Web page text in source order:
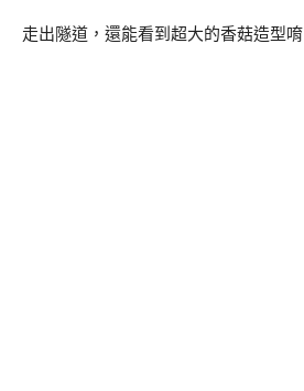
走出隧道，還能看到超大的香菇造型唷